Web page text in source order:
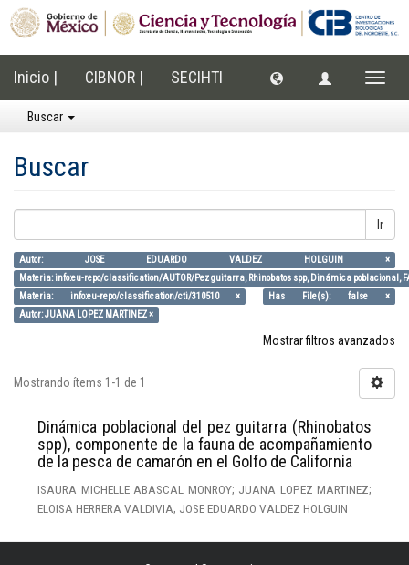
Inicio | CIBNOR | SECIHTI
Buscar
Buscar
Ir
Autor: JOSE EDUARDO VALDEZ HOLGUIN ×
Materia: info:eu-repo/classification/AUTOR/Pez guitarra, Rhinobatos spp, Dinámica poblacional,
Materia: info:eu-repo/classification/cti/310510 ×
Has File(s): false ×
Autor: JUANA LOPEZ MARTINEZ ×
Mostrar filtros avanzados
Mostrando ítems 1-1 de 1
Dinámica poblacional del pez guitarra (Rhinobatos
spp), componente de la fauna de acompañamiento
de la pesca de camarón en el Golfo de California
ISAURA MICHELLE ABASCAL MONROY; JUANA LOPEZ MARTINEZ;
ELOISA HERRERA VALDIVIA; JOSE EDUARDO VALDEZ HOLGUIN